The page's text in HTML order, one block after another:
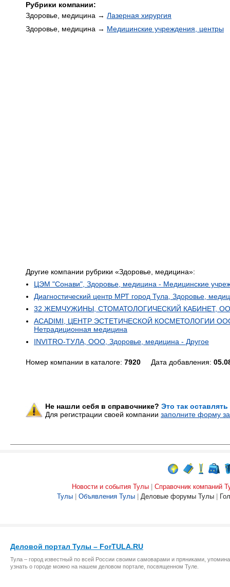
Рубрики компании:
Здоровье, медицина → Лазерная хирургия
Здоровье, медицина → Медицинские учреждения, центры
Другие компании рубрики «Здоровье, медицина»:
ЦЭМ "Сонави", Здоровье, медицина - Медицинские
Диагностический центр МРТ город Тула, Здоровье,
32 ЖЕМЧУЖИНЫ, СТОМАТОЛОГИЧЕСКИЙ КАБИНЕТ, ООО,
ACADIMI, ЦЕНТР ЭСТЕТИЧЕСКОЙ КОСМЕТОЛОГИИ
Нетрадиционная медицина
INVITRO-ТУЛА, ООО, Здоровье, медицина - Другое
Номер компании в каталоге: 7920 Дата добавления:
Не нашли себя в справочнике? Это так
Для регистрации своей компании заполните форму
Новости и события Тулы
Справочник компаний
Тулы
Объявления Тулы Деловые форумы Тулы
Деловой портал Тулы – ForTULA.RU
Тула – город известный по всей России своими самоварами и пряниками,
узнать о городе можно на нашем деловом портале, посвященном Туле.